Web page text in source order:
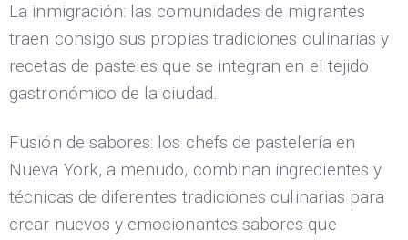
La inmigración: las comunidades de migrantes
traen consigo sus propias tradiciones culinarias y
recetas de pasteles que se integran en el tejido
gastronómico de la ciudad.
Fusión de sabores: los chefs de pastelería en
Nueva York, a menudo, combinan ingredientes y
técnicas de diferentes tradiciones culinarias para
crear nuevos y emocionantes sabores que